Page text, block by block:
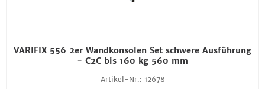
VARIFIX 556 2er Wandkonsolen Set schwere Ausführung
- C2C bis 160 kg 560 mm
Artikel-Nr.: 12678